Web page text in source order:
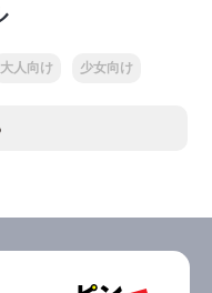
大人向け 少女向け